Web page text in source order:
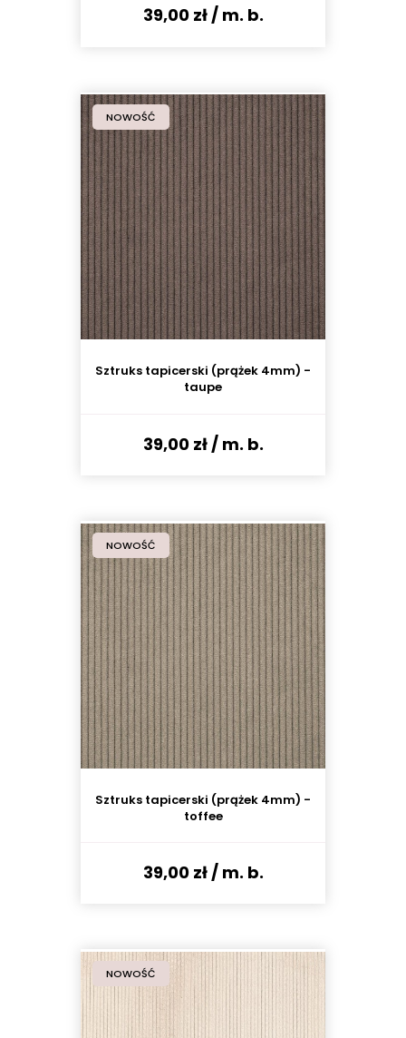
39,00 zł/ m. b.
Sztruks tapicerski (prążek 4mm) -
taupe
39,00 zł/ m. b.
NOWOŚĆ
Sztruks tapicerski (prążek 4mm) -
toffee
39,00 zł/ m. b.
NOWOŚĆ
NOWOŚĆ